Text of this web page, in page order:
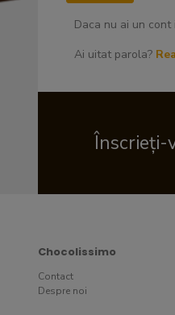
Daca nu ai un
Ai uitat parola?
Înscrieți-
Chocolissimo
Contact
Despre noi